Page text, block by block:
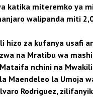
katika miteremko ya
walipanda miti
hizo za kufanya usafi
na Mratibu wa
nchini na
Maendeleo la Umoja
Rodriguez,